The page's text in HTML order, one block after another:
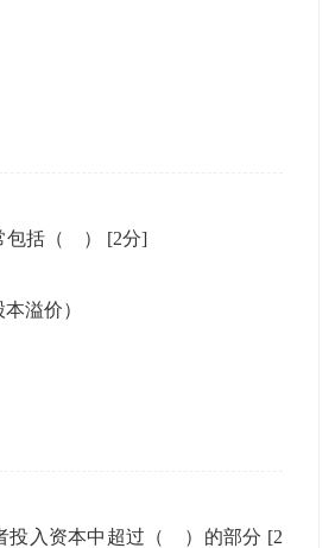
包括（ ） [2分]
溢价）
投入资本中超过（ ）的部分 [2